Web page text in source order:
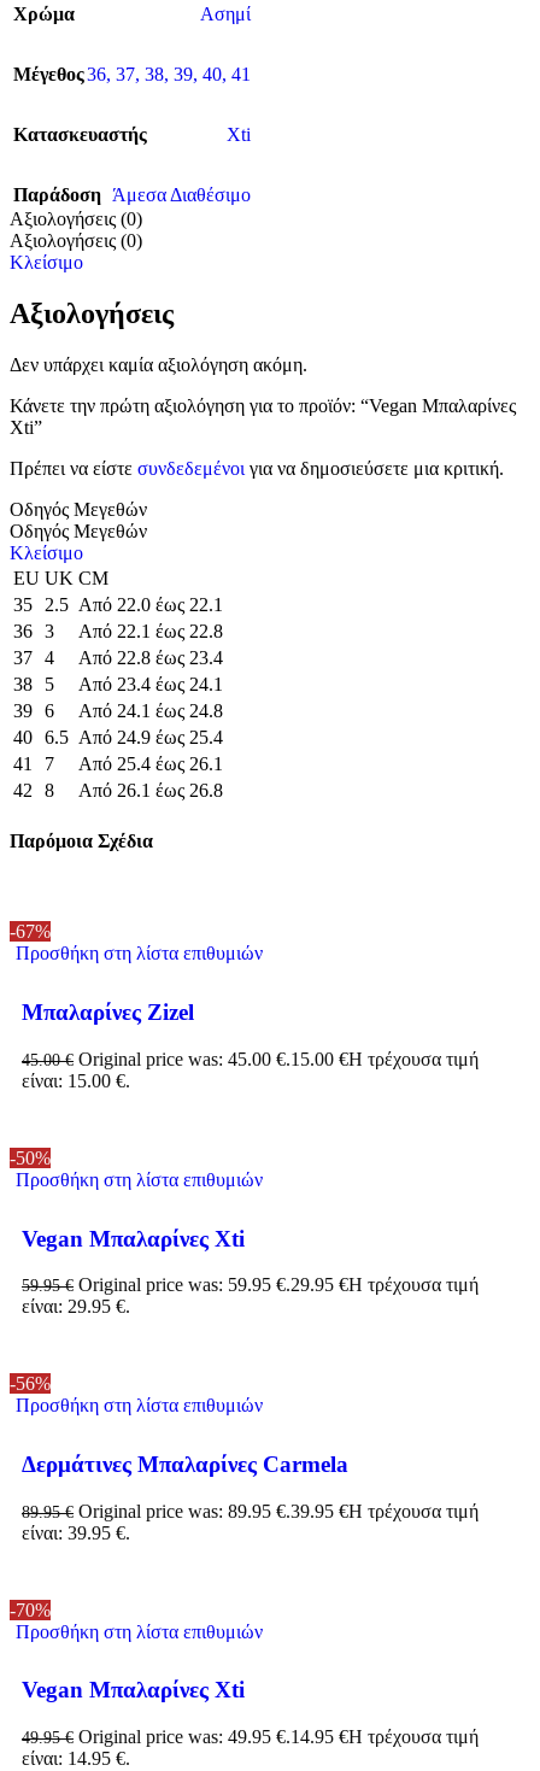
Χρώμα
Ασημί
Μέγεθος36, 37, 38, 39, 40, 41
Κατασκευαστής Xti
Παράδοση Άμεσα Διαθέσιμο
Αξιολογήσεις (0)
Αξιολογήσεις (0)
Κλείσιμο
Αξιολογήσεις
Δεν υπάρχει καμία αξιολόγηση ακόμη.
Κάνετε την πρώτη αξιολόγηση για το προϊόν: “Vegan Μπαλαρίνες
Xti”
Πρέπει να είστε συνδεδεμένοι για να δημοσιεύσετε μια κριτική.
Οδηγός Μεγεθών
Οδηγός Μεγεθών
Κλείσιμο
EU UK CM
35
2.5 Από 22.0 έως 22.1
36 3
Από 22.1 έως 22.8
37 4
Από 22.8 έως 23.4
38
5
Από 23.4 έως 24.1
39 6
Από 24.1 έως 24.8
40 6.5 Από 24.9 έως 25.4
41
7
Από 25.4 έως 26.1
42
8 Από 26.1 έως 26.8
Παρόμοια Σχέδια
-67%
Προσθήκη στη λίστα επιθυμιών
Μπαλαρίνες Zizel
45.00€ Original price was: 45.00 €.15.00 €Η τρέχουσα τιμή
είναι: 15.00 €.
-50%
Προσθήκη στη λίστα επιθυμιών
Vegan Μπαλαρίνες Xti
59.95€ Original price was: 59.95 €.29.95 €Η τρέχουσα τιμή
είναι: 29.95 €.
-56%
Προσθήκη στη λίστα επιθυμιών
Δερμάτινες Μπαλαρίνες Carmela
89.95€ Original price was: 89.95 €.39.95 €Η τρέχουσα τιμή
είναι: 39.95 €.
-70%
Προσθήκη στη λίστα επιθυμιών
Vegan Μπαλαρίνες Xti
49.95€ Original price was: 49.95 €.14.95 €Η τρέχουσα τιμή
είναι: 14.95 €.